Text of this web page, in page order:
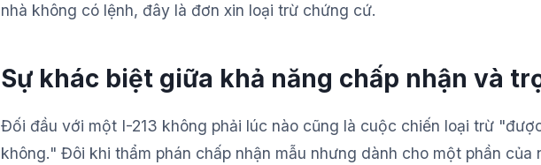
nhà không có lệnh, đây là đơn xin loại trừ chứng cứ.
Sự khác biệt giữa khả năng chấp nhận và
Đối đầu với một I-213 không phải lúc nào cũng là cuộc chiến loại trừ
không." Đôi khi thẩm phán chấp nhận mẫu nhưng dành cho một phần của